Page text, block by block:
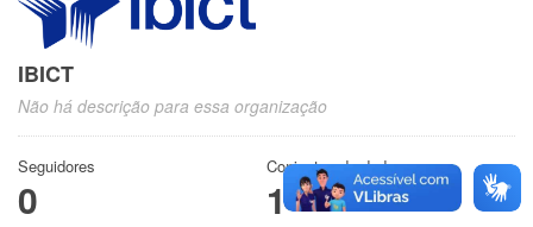
IBICT
Não há descrição para essa organização
Seguidores
0
Conjuntos de dados
1